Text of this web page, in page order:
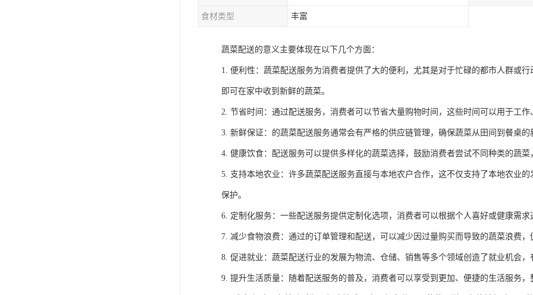
食材类型 丰富
蔬菜配送的意义主要体现在以下几个方面：
1. 便利性：蔬菜配送服务为消费者提供了大的便利，尤其是对于忙碌的都市人群或
即可在家中收到新鲜的蔬菜。
2. 节省时间：通过配送服务，消费者可以节省大量购物时间，这些时间可以用于工
3. 新鲜保证：的蔬菜配送服务通常会有严格的供应链管理，确保蔬菜从田间到餐桌
4. 健康饮食：配送服务可以提供多样化的蔬菜选择，鼓励消费者尝试不同种类的蔬
5. 支持本地农业：许多蔬菜配送服务直接与本地农户合作，这不仅支持了本地农业
保护。
6. 定制化服务：一些配送服务提供定制化选项，消费者可以根据个人喜好或健康需
7. 减少食物浪费：通过的订单管理和配送，可以减少因过量购买而导致的蔬菜浪费
8. 促进就业：蔬菜配送行业的发展为物流、仓储、销售等多个领域创造了就业机会
9. 提升生活质量：随着配送服务的普及，消费者可以享受到更加、便捷的生活服务